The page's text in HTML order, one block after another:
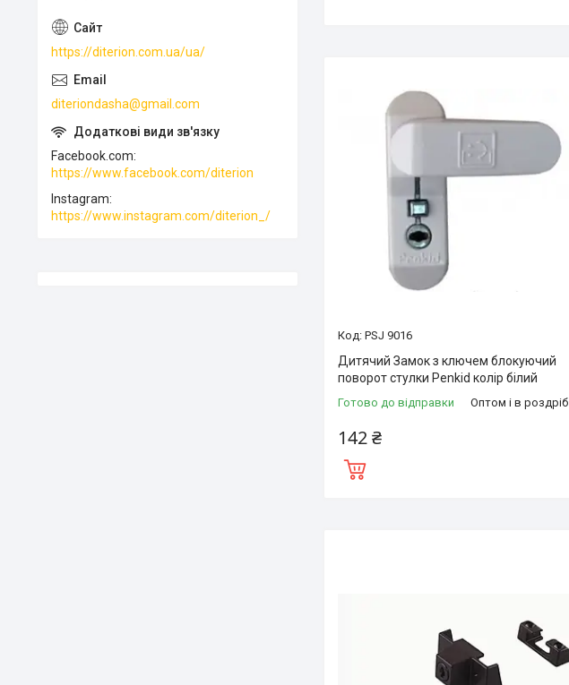
PSJ 9016
Дитячий Замок з ключем блокуючий
поворот стулки Penkid колір білий
Готово до відправки Оптом і в роздріб
142 ₴
https://diterion.com.ua/ua/
diteriondasha@gmail.com
Facebook.com
https://www.facebook.com/diterion
Instagram
https://www.instagram.com/diterion_/